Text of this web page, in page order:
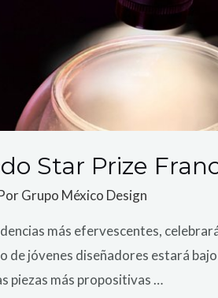
Star Prize
Grupo México Design
más efervescentes,
de jóvenes diseñadores estará
piezas más propositivas …